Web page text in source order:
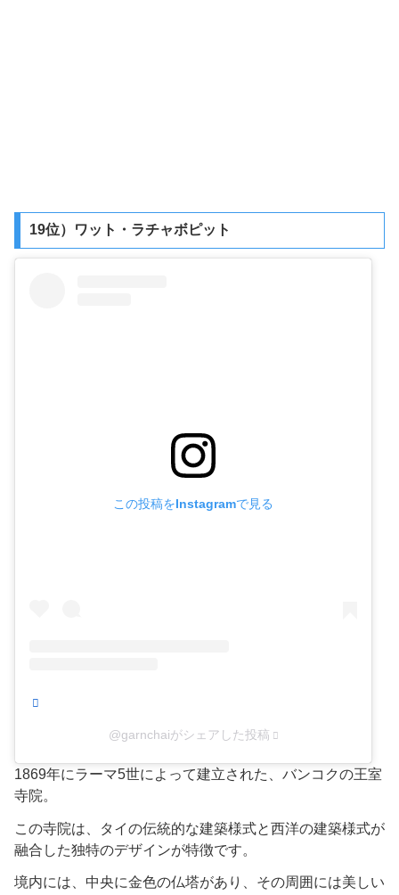
19位）ワット・ラチャボピット
この投稿をInstagramで見る
@garnchaiがシェアした投稿
1869年にラーマ5世によって建立された、バンコクの王室
寺院。​
この寺院は、タイの伝統的な建築様式と西洋の建築様式が
融合した独特のデザインが特徴です。​
境内には、中央に金色の仏塔があり、その周囲には美しい